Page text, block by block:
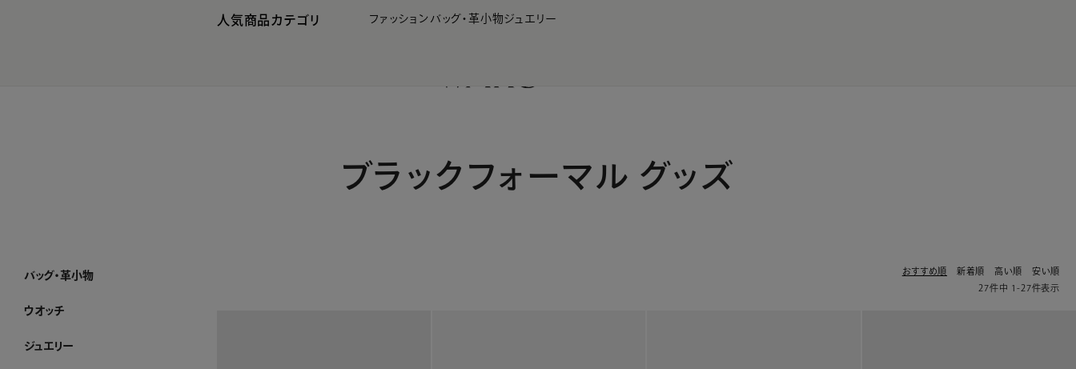
人気商品カテゴリ ファッション バッグ・革小物ジュエリー
ブラックフォーマル グッズ
バッグ・革小物
バッグ・革小物 ホーム
SUIHA
MANACO
WAKO×MAURO GOVERNA
ハンドバッグ
トートバッグ
ショルダーバッグ・ポシェット
フォーマルバッグ・パーティーバッグ
ボストンバッグ・リュック
その他のバッグ
すべてのバッグ
長財布
折り財布
小銭入れ
キーケース・カードケース
その他の革小物
すべての革小物
WEB限定
すべてのバッグ・革小物
ウオッチ
ウオッチ ホーム
WAKOウオッチ メンズ
WAKOウオッチ レディース
セイコーウオッチ
ボーム＆メルシエウオッチ
イッセイミヤケウオッチ
すべてのウオッチ
ジュエリー
ジュエリー ホーム
アショカダイヤモンド
ネックレス
イヤリング・ピアス
ブレスレット
ブローチ
リング
すべてのジュエリー
おすすめ順 新着順 高い順
安い順
27件中 1-27件表示